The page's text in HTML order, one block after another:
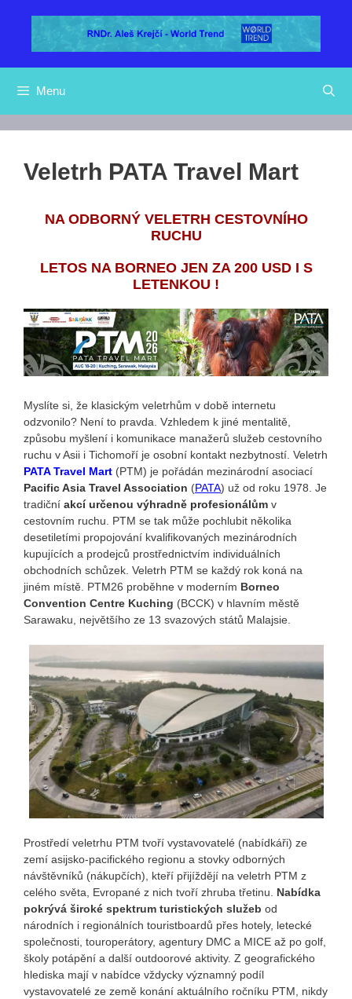
Menu
Veletrh PATA Travel Mart
NA ODBORNÝ VELETRH CESTOVNÍHO
RUCHU
LETOS NA BORNEO JEN ZA 200 USD I S
LETENKOU !
Myslíte si, že klasickým veletrhům v době internetu
odzvonilo? Není to pravda. Vzhledem k jiné mentalitě,
způsobu myšlení i komunikace manažerů služeb cestovního
ruchu v Asii i Tichomoří je osobní kontakt nezbytností. Veletrh
PATA Travel Mart (PTM) je pořádán mezinárodní asociací
Pacific Asia Travel Association (PATA) už od roku 1978. Je
tradiční akcí určenou výhradně profesionálům v
cestovním ruchu. PTM se tak může pochlubit několika
desetiletími propojování kvalifikovaných mezinárodních
kupujících a prodejců prostřednictvím individuálních
obchodních schůzek. Veletrh PTM se každý rok koná na
jiném místě. PTM26 proběhne v moderním Borneo
Convention Centre Kuching (BCCK) v hlavním městě
Sarawaku, největšího ze 13 svazových států Malajsie.
Prostředí veletrhu PTM tvoří vystavovatelé (nabídkáři) ze
zemí asijsko-pacifického regionu a stovky odborných
návštěvníků (nákupčích), kteří přijíždějí na veletrh PTM z
celého světa, Evropané z nich tvoří zhruba třetinu. Nabídka
pokrývá široké spektrum turistických služeb od
národních i regionálních touristboardů přes hotely, letecké
společnosti, touroperátory, agentury DMC a MICE až po golf,
školy potápění a další outdoorové aktivity. Z geografického
hlediska mají v nabídce vždycky významný podíl
vystavovatelé ze země konání aktuálního ročníku PTM, nikdy